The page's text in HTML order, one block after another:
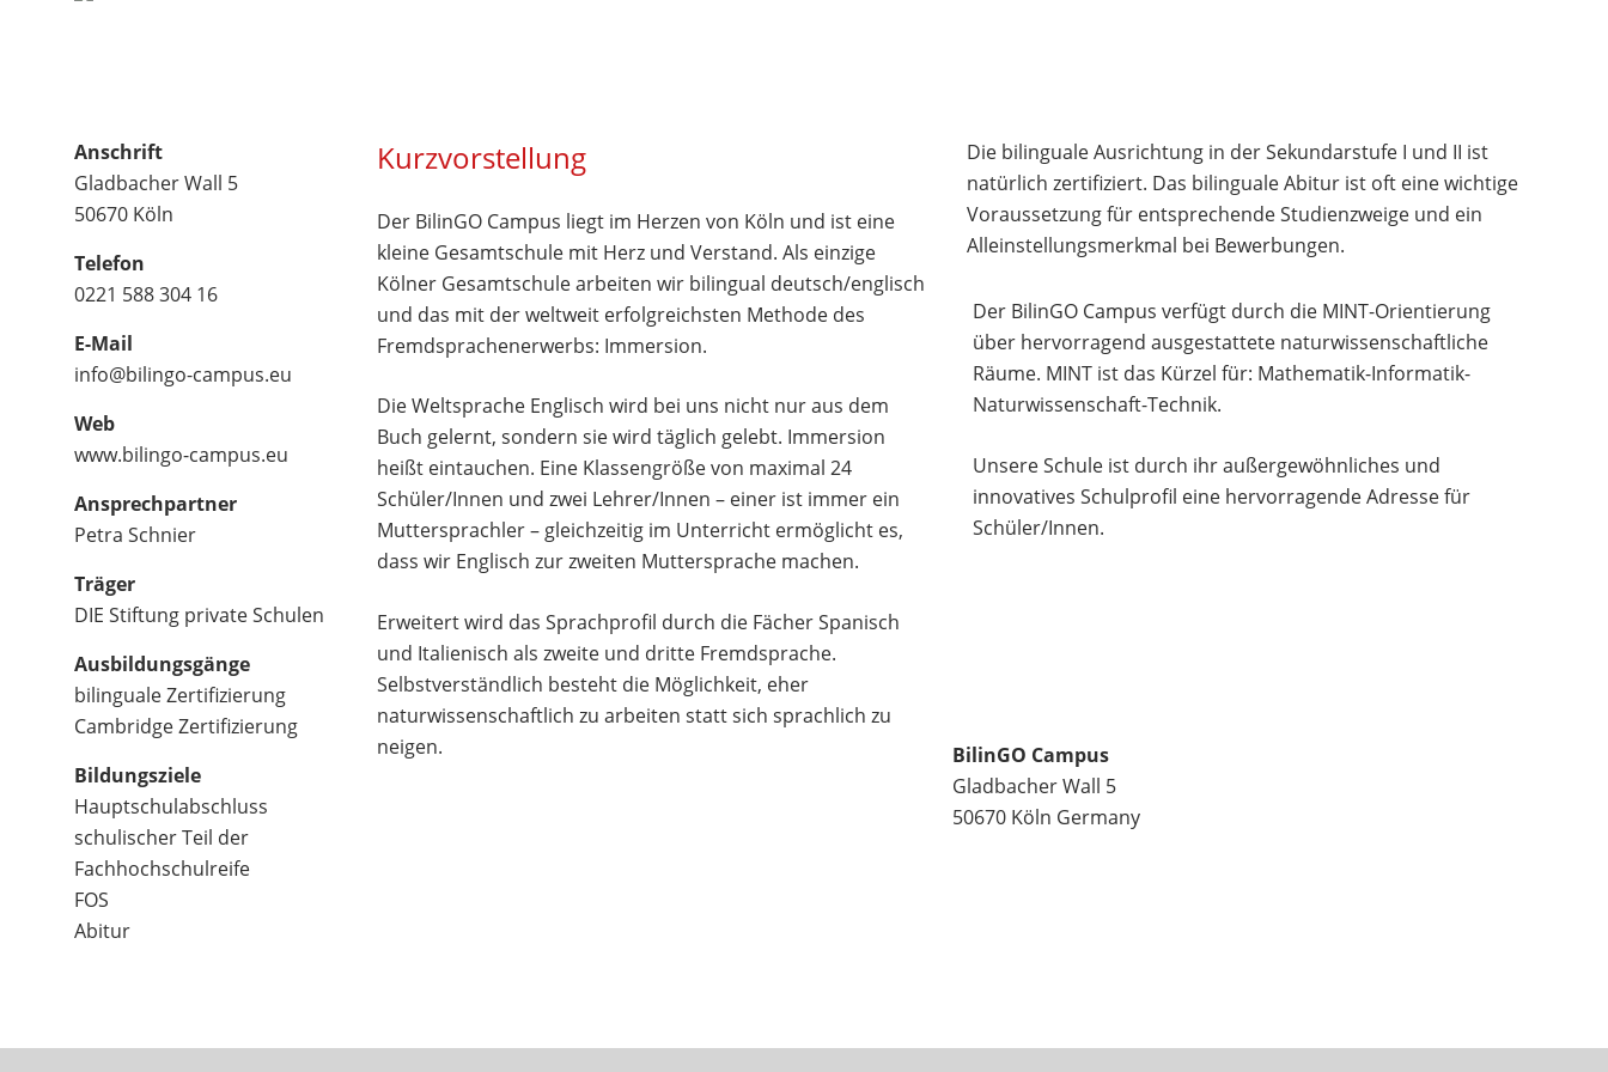
Anschrift
Gladbacher Wall 5
50670 Köln
Telefon
0221 588 304 16
E-Mail
info@bilingo-campus.eu
Web
www.bilingo-campus.eu
Ansprechpartner
Petra Schnier
Träger
DIE Stiftung private Schulen
Ausbildungsgänge
bilinguale Zertifizierung
Cambridge Zertifizierung
Bildungsziele
Hauptschulabschluss
schulischer Teil der
Fachhochschulreife
FOS
Abitur
Kurzvorstellung
Der BilinGO Campus liegt im Herzen von Köln und ist eine
kleine Gesamtschule mit Herz und Verstand. Als einzige
Kölner Gesamtschule arbeiten wir bilingual deutsch/englisch
und das mit der weltweit erfolgreichsten Methode des
Fremdsprachenerwerbs: Immersion.
Die Weltsprache Englisch wird bei uns nicht nur aus dem
Buch gelernt, sondern sie wird täglich gelebt. Immersion
heißt eintauchen. Eine Klassengröße von maximal 24
Schüler/Innen und zwei Lehrer/Innen – einer ist immer ein
Muttersprachler – gleichzeitig im Unterricht ermöglicht es,
dass wir Englisch zur zweiten Muttersprache machen.
Erweitert wird das Sprachprofil durch die Fächer Spanisch
und Italienisch als zweite und dritte Fremdsprache.
Selbstverständlich besteht die Möglichkeit, eher
naturwissenschaftlich zu arbeiten statt sich sprachlich zu
neigen.
Die bilinguale Ausrichtung in der Sekundarstufe I und II ist
natürlich zertifiziert. Das bilinguale Abitur ist oft eine wichtige
Voraussetzung für entsprechende Studienzweige und ein
Alleinstellungsmerkmal bei Bewerbungen.
Der BilinGO Campus verfügt durch die MINT-Orientierung
über hervorragend ausgestattete naturwissenschaftliche
Räume. MINT ist das Kürzel für: Mathematik-Informatik-
Naturwissenschaft-Technik.
Unsere Schule ist durch ihr außergewöhnliches und
innovatives Schulprofil eine hervorragende Adresse für
Schüler/Innen.
BilinGO Campus
Gladbacher Wall 5
50670 Köln Germany